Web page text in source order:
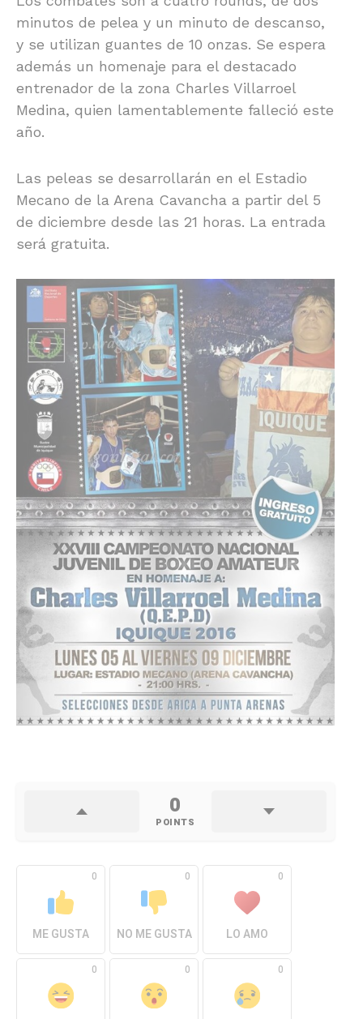
minutos de pelea y un minuto de descanso,
y se utilizan guantes de 10 onzas. Se espera
además un homenaje para el destacado
entrenador de la zona Charles Villarroel
Medina, quien lamentablemente falleció este
año.
Las peleas se desarrollarán en el Estadio
Mecano de la Arena Cavancha a partir del 5
de diciembre desde las 21 horas. La entrada
será gratuita.
0
POINTS
0
ME GUSTA
0
NO ME GUSTA
0
LO AMO
0 0 0